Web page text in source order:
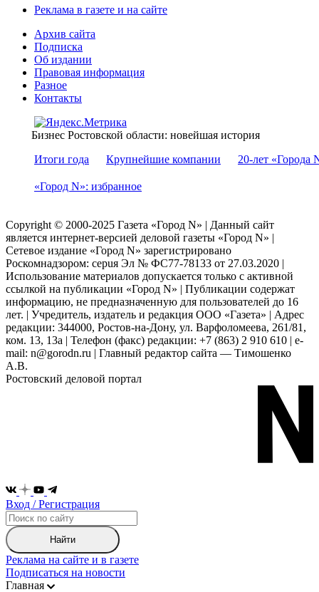
Реклама в газете и на сайте
Архив сайта
Подписка
Об издании
Правовая информация
Разное
Контакты
Бизнес Ростовской области: новейшая история
Итоги года
Крупнейшие компании 20-лет «Города
«Город N»: избранное
Copyright © 2000-2025 Газета «Город N» | Данный сайт
является интернет-версией деловой газеты «Город N» |
Сетевое издание «Город N» зарегистрировано
Роскомнадзором: серuя Эл № ФС77-78133 от 27.03.2020 |
Использование материалов допускается только с активной
ссылкой на публикации «Город N» | Публикации содержат
информацию, не предназначенную для пользователей до 16
лет. | Учредитель, издатель и редакция ООО «Газета» | Адрес
редакции: 344000, Ростов-на-Дону, ул. Варфоломеева, 261/81,
ком. 13, 13а | Телефон (факс) редакции: +7 (863) 2 910 610 | e-
mail: n@gorodn.ru | Главный редактор сайта — Тимошенко
А.В.
Ростовский деловой портал
Вход / Регистрация
Найти
Реклама на сайте и в газете
Подписаться на новости
Главная